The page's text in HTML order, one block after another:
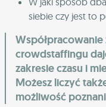
siebie czy jest to
crowdstaffingu
zakresie czasu i
Możesz liczyć
możliwość